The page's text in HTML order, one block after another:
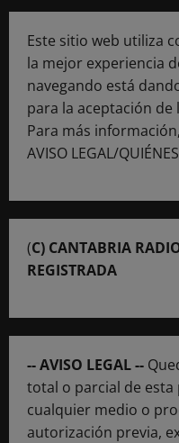
Este sitio web utiliza
la mejor experiencia
navegando está
para la aceptación de
Para más
AVISO LEGAL/
(C) CANTABRIA
REGISTRADA
-- AVISO LEGAL --
total o parcial de
cualquier medio o
autorización previa,